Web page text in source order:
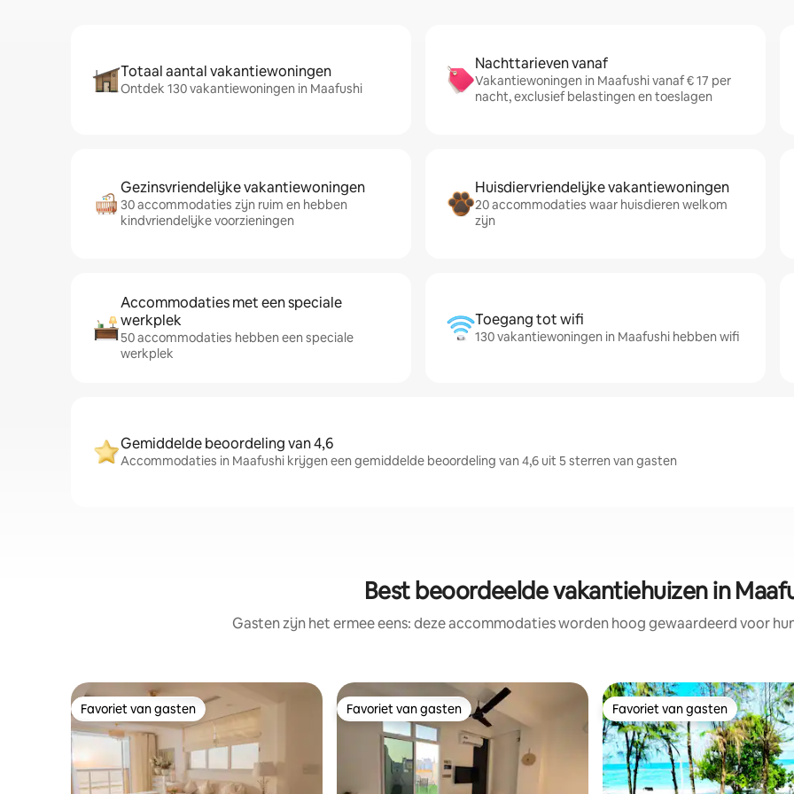
Totaal aantal vakantiewoningen
Ontdek 130 vakantiewoningen in Maafushi
Nachttarieven vanaf
Vakantiewoningen in Maafushi vanaf € 17 per
nacht, exclusief belastingen en toeslagen
Gezinsvriendelijke vakantiewoningen
30 accommodaties zijn ruim en hebben
kindvriendelijke voorzieningen
Huisdiervriendelijke vakantiewoningen
20 accommodaties waar huisdieren welkom
zijn
Accommodaties met een speciale
werkplek
50 accommodaties hebben een speciale
werkplek
Toegang tot wifi
130 vakantiewoningen in Maafushi hebben wifi
Gemiddelde beoordeling van 4,6
Accommodaties in Maafushi krijgen een gemiddelde beoordeling van 4,6 uit 5 sterren van gasten
Best beoordeelde vakantiehuizen in
Gasten zijn het ermee eens: deze accommodaties worden hoog gewaardeerd voor
Favoriet van gasten
Favoriet van gasten Favoriet van gasten
Favoriet van gasten Favoriet van gasten
Favoriet van gasten